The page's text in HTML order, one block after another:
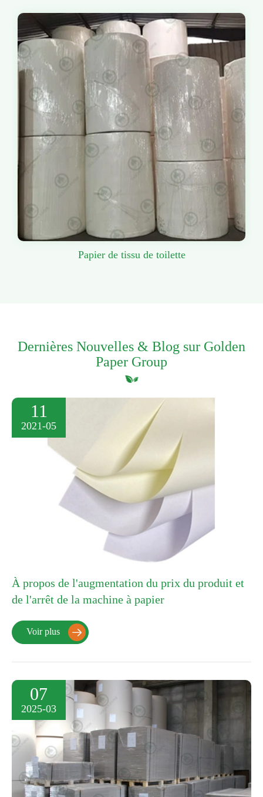
Papier de tissu de toilette
Dernières Nouvelles & Blog sur Golden
Paper Group
11
2021-05
À propos de l'augmentation du prix du produit et
de l'arrêt de la machine à papier
Voir plus 
07
2025-03